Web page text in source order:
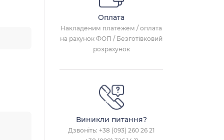
Оплата
Накладеним платежем / оплата
на рахунок ФОП / Безготівковий
розрахунок
Виникли питання?
Дзвоніть: +38 (093) 260 26 21